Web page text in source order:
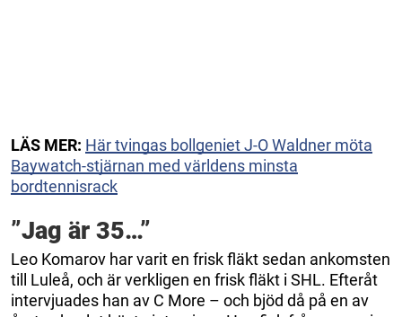
LÄS MER: Här tvingas bollgeniet J-O Waldner möta
Baywatch-stjärnan med världens minsta
bordtennisrack
”Jag är 35…”
Leo Komarov har varit en frisk fläkt sedan ankomsten
till Luleå, och är verkligen en frisk fläkt i SHL. Efteråt
intervjuades han av C More – och bjöd då på en av